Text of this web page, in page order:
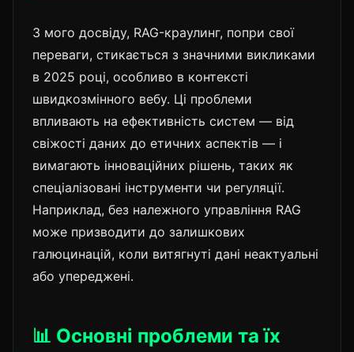
З мого досвіду, RAG-краулинг, попри свої
переваги, стикається з значними викликами
в 2025 році, особливо в контексті
швидкозмінного вебу. Ці проблеми
впливають на ефективність систем — від
свіжості даних до етичних аспектів — і
вимагають інноваційних рішень, таких як
спеціалізовані інструменти чи регуляції.
Наприклад, без належного управління RAG
може призводити до залишкових
галюцинацій, коли витягнуті дані неактуальні
або упереджені.
📊 Основні проблеми та їх